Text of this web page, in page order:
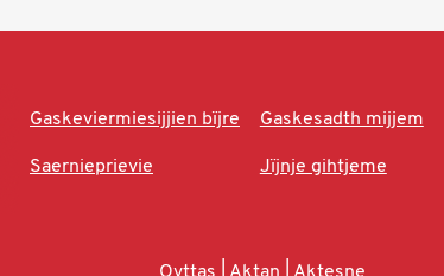
Gaskeviermiesijjien bïjre Gaskesadth mijjem
Saernieprievie
Jïjnje gihtjeme